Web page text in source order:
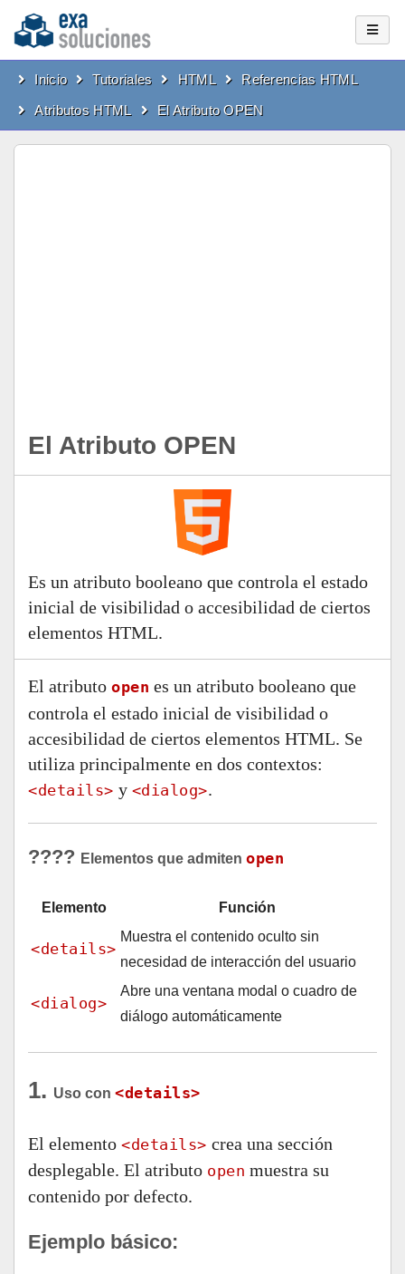
Inicio Tutoriales HTML
Referencias HTML
Atributos HTML
El Atributo OPEN
El Atributo OPEN
Es un atributo booleano que controla el estado
inicial de visibilidad o accesibilidad de ciertos
elementos HTML.
El atributo open es un atributo booleano que
controla el estado inicial de visibilidad o
accesibilidad de ciertos elementos HTML. Se
utiliza principalmente en dos contextos:
<details> y <dialog>.
???? Elementos que admiten open
Elemento Función
<details>
Muestra el contenido oculto sin
necesidad de interacción del usuario
<dialog>
Abre una ventana modal o cuadro de
diálogo automáticamente
1. Uso con <details>
El elemento <details> crea una sección
desplegable. El atributo open muestra su
contenido por defecto.
Ejemplo básico: